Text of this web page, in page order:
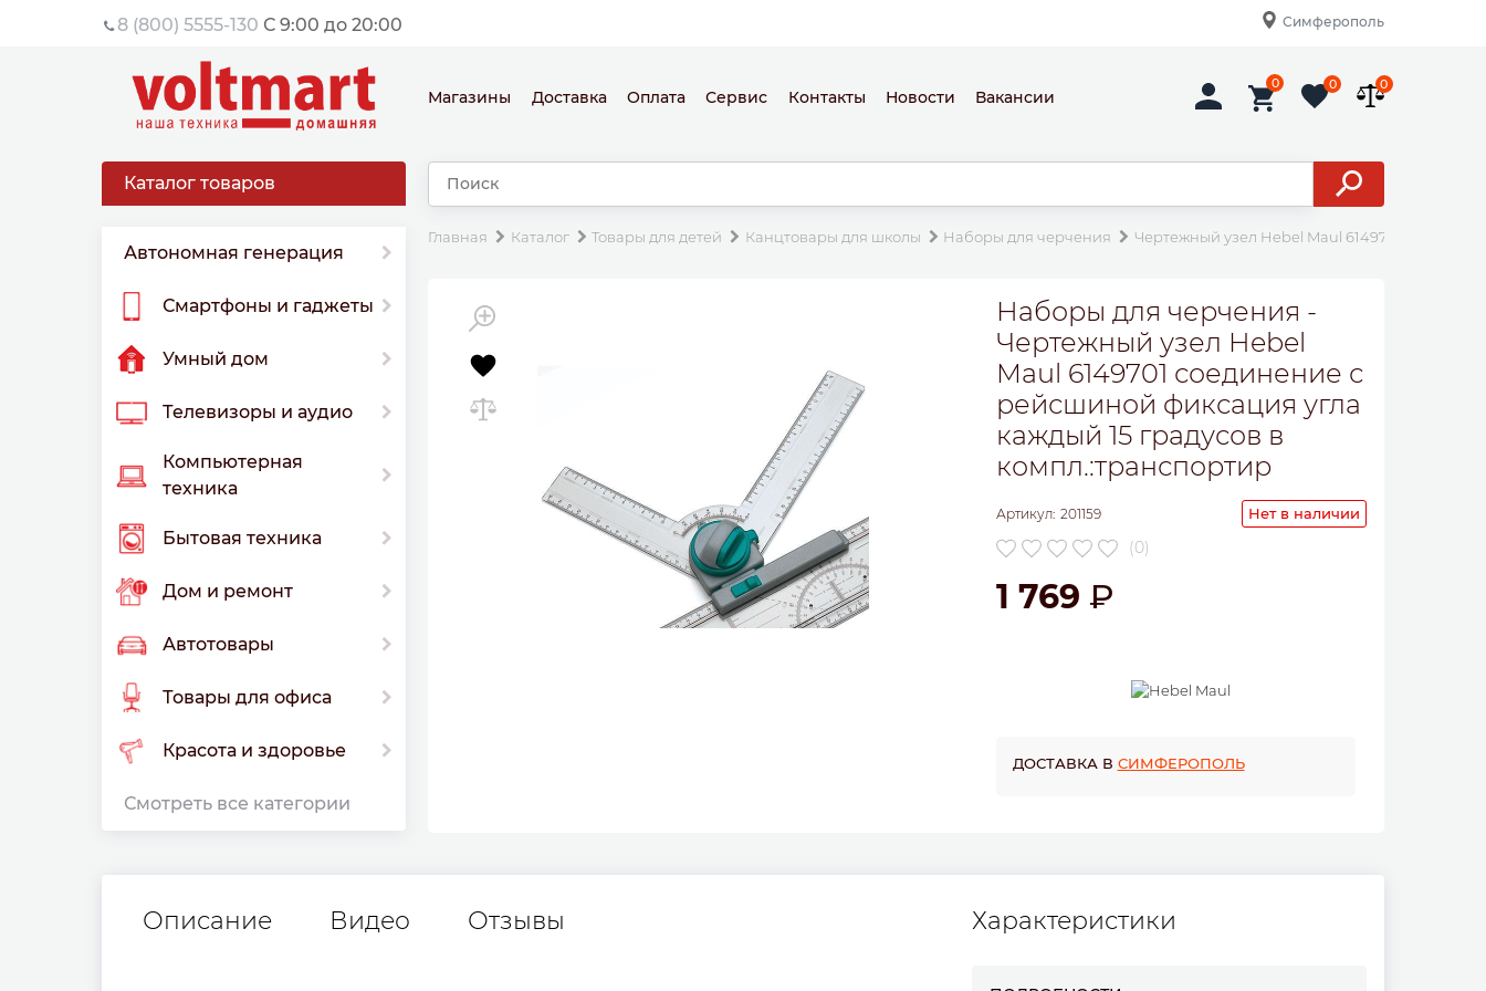
8 (800) 5555-130 С 9:00 до 20:00 Симферополь
Магазины Доставка Оплата Сервис Контакты Новости Вакансии
0 0 0
Каталог товаров
Автономная генерация
Смартфоны и гаджеты
Умный дом
Телевизоры и аудио
Компьютерная
техника
Бытовая техника
Дом и ремонт
Автотовары
Товары для офиса
Красота и здоровье
Смотреть все категории
Главная Каталог Товары для детей Канцтовары для школы Наборы для черчения Чертежный узел Hebel Maul 6149701
Наборы для черчения -
Чертежный узел Hebel
Maul 6149701 соединение с
рейсшиной фиксация угла
каждый 15 градусов в
компл.:транспортир
Артикул: 201159 Нет в наличии
(0)
1 769
ДОСТАВКА В СИМФЕРОПОЛЬ
Описание Видео Отзывы Характеристики